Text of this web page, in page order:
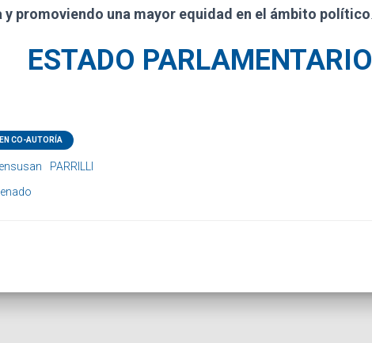
promoviendo una mayor equidad en el ámbito político
ESTADO PARLAMENTARIO
CO-AUTORÍA
PARRILLI